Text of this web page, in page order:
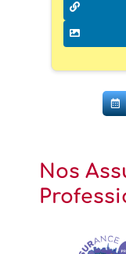
Nos